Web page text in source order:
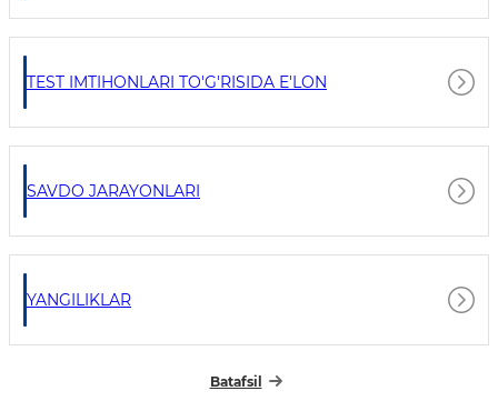
TEST IMTIHONLARI TO'G'RISIDA E'LON
SAVDO JARAYONLARI
YANGILIKLAR
Batafsil